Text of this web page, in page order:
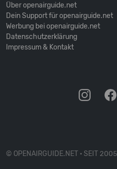
Über openairguide.net
Dein Support für openairguide.net
Werbung bei openairguide.net
Datenschutz­erklärung
Impressum & Kontakt
© OPENAIRGUIDE.NET • SEIT